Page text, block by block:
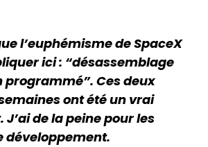
l’euphémisme de SpaceX
ici : “désassemblage
programmé”. Ces deux
ont été un vrai
de la peine pour les
développement.